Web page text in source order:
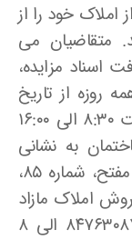
املاک خود را از
متقاضیان می
اسناد مزایده،
روزه از تاریخ
انتشار آگهی (غیر از ایام تعطیل) از ساعت ۸:۳۰ الی ۱۶:۰۰
به نشانی
تهران، خیابان سمیه، نرسیده به خیابان مفتح، شماره ۸۵،
و فروش املاک مازاد
و با شماره تلفن های ۸۴۷۶۳۰۴۴ و ۸۴۷۶۳۰۸۷ الی ۸